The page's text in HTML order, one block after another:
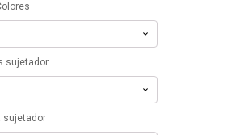
sujetador
sujetador